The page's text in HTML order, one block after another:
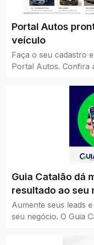
Portal Autos
veículo
Faça o seu cadastro
Portal Autos. Confira
Guia Catalão dá
resultado ao seu
Aumente seus leads
seu negócio. O Guia
todos os níveis,